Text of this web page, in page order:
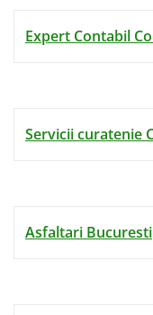
Expert Contabil
Servicii curatenie
Asfaltari Bucuresti